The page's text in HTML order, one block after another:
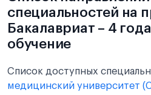
специальностей на
Бакалавриат – 4
обучение
Список доступных
медицинский университет